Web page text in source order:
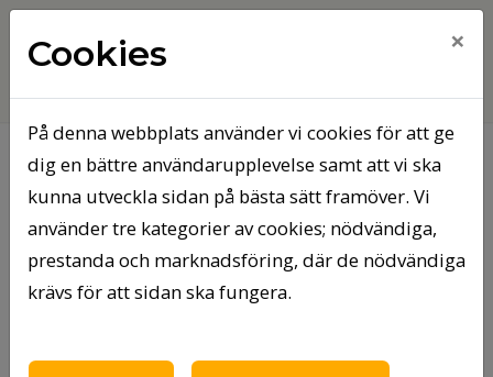
Kontakt
Kontakt
Cookies ×
På denna webbplats använder vi cookies för att ge
dig en bättre användarupplevelse samt att vi ska
kunna utveckla sidan på bästa sätt framöver. Vi
använder tre kategorier av cookies; nödvändiga,
prestanda och marknadsföring, där de nödvändiga
krävs för att sidan ska fungera.